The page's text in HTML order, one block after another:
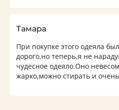
Тамара
При покупке этого одеяла
дорого,но теперь,я не
чудесное одеяло.Оно
жарко,можно стирать и